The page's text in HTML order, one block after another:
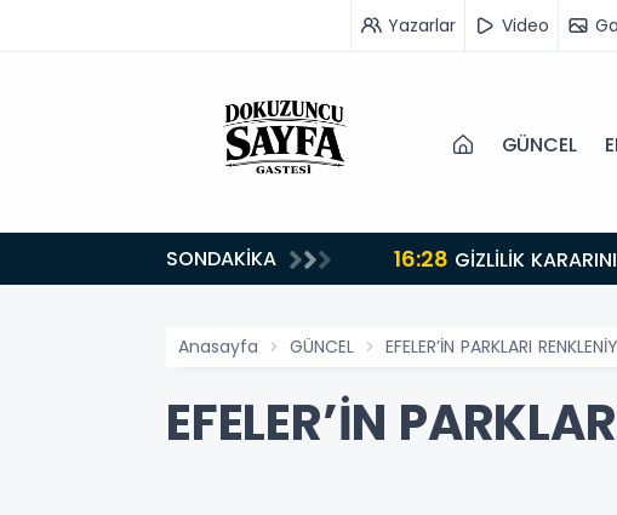
Yazarlar Video
GÜNCEL
SONDAKİKA 16:28 GİZLİLİK
Anasayfa GÜNCEL EFELER’İN PARKLARI
EFELER’İN